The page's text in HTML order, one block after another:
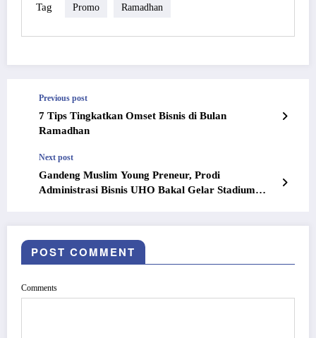
Tag Promo Ramadhan
Previous post
7 Tips Tingkatkan Omset Bisnis di Bulan
Ramadhan
Next post
Gandeng Muslim Young Preneur, Prodi
Administrasi Bisnis UHO Bakal Gelar Stadium
POST COMMENT
Comments